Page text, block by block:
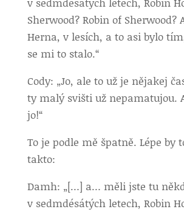
Sherwood? Robin of
Herna, v lesích, a to asi bylo
se mi to stalo.“
Cody: „Jo, ale to už je nějakej
ty malý svišti už nepamatujou.
jo!“
To je podle mě špatně. Lépe by
takto:
Damh: „[…] a… měli jste tu
v sedmdésátých letech, Robin